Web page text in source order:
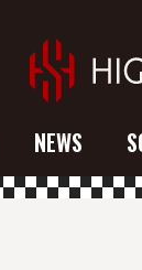
NEWS